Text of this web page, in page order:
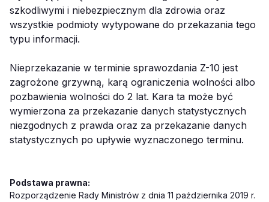
szkodliwymi i niebezpiecznym dla zdrowia oraz
wszystkie podmioty wytypowane do przekazania tego
typu informacji.
Nieprzekazanie w terminie sprawozdania Z-10 jest
zagrożone grzywną, karą ograniczenia wolności albo
pozbawienia wolności do 2 lat. Kara ta może być
wymierzona za przekazanie danych statystycznych
niezgodnych z prawda oraz za przekazanie danych
statystycznych po upływie wyznaczonego terminu.
Podstawa prawna:
Rozporządzenie Rady Ministrów z dnia 11 października 2019 r.